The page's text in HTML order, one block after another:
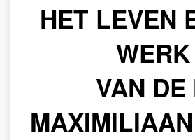
HET LEVEN
WERK
VAN DE